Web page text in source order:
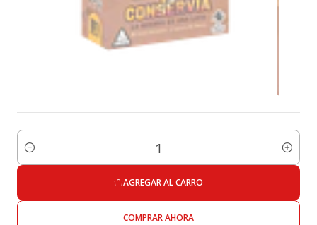
Cantidad
AGREGAR AL CARRO
COMPRAR AHORA